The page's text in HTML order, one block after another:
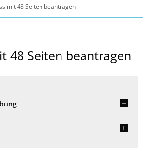
mit 48 Seiten beantragen
48 Seiten beantragen